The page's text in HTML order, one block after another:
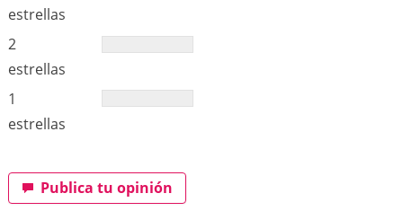
estrellas
2
estrellas
1
estrellas
Publica tu opinión